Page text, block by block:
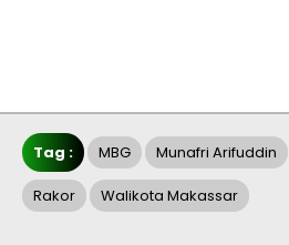
Tag : MBG Munafri Arifuddin
Rakor Walikota Makassar